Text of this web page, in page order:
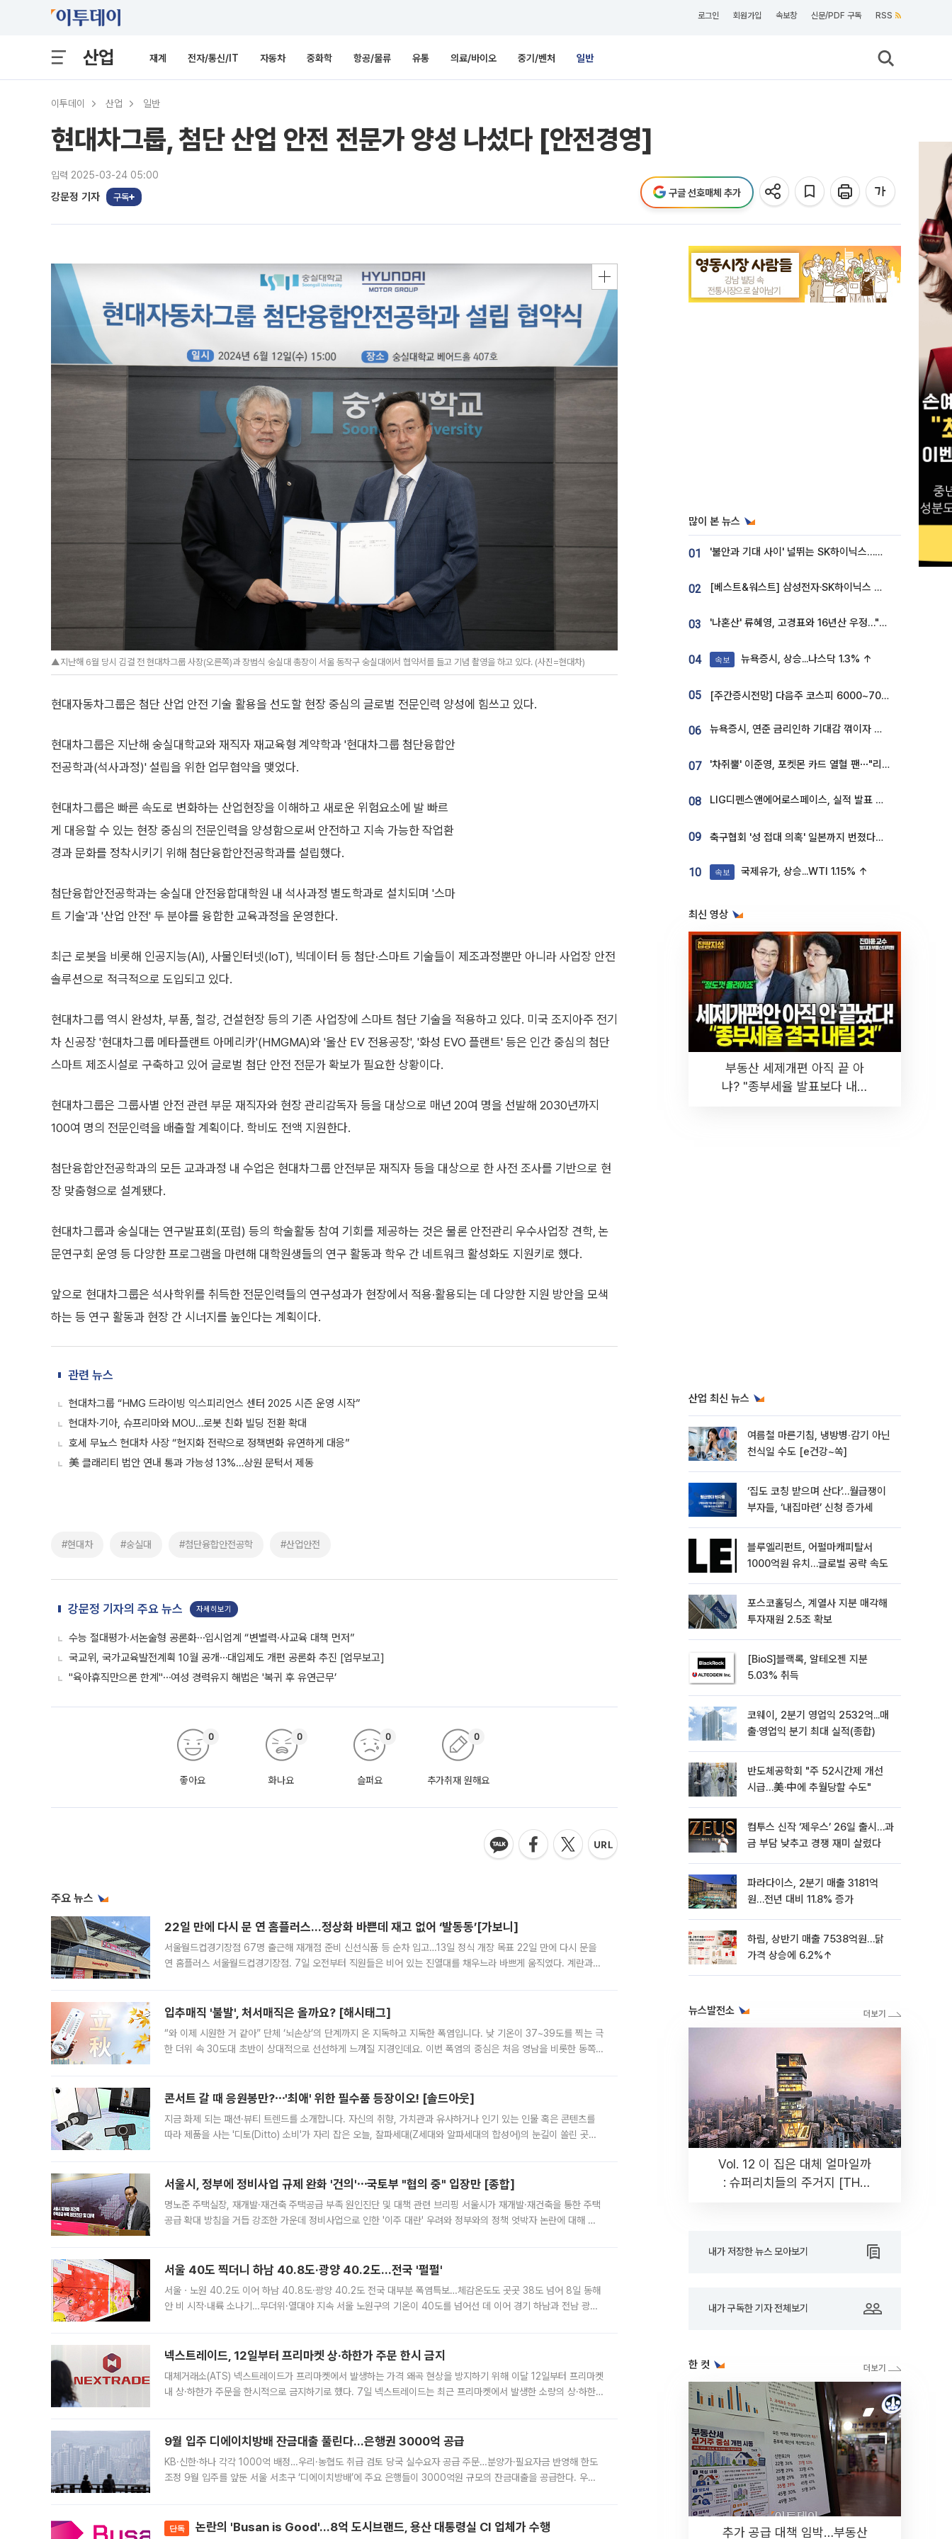
로그인 회원가입 속보창 신문/PDF 구독 RSS
산업 재계 전자/통신/IT 자동차 중화학 항공/물류 유통 의료/바이오 중기/벤처 일반
이투데이 산업 일반
현대차그룹, 첨단 산업 안전 전문가 양성 나섰다 [안전경영]
입력 2025-03-24 05:00
강문정 기자 구독 구글 선호매체 추가
▲지난해 6월 당시 김걸 전 현대차그룹 사장(오른쪽)과 장범식 숭실대 총장이 서울 동작구 숭실대에서 협약서를 들고 기념 촬영을 하고 있다. (사진=현대차)
현대자동차그룹은 첨단 산업 안전 기술 활용을 선도할 현장 중심의 글로벌 전문인력 양성에 힘쓰고 있다.
현대차그룹은 지난해 숭실대학교와 재직자 재교육형 계약학과 '현대차그룹 첨단융합안
전공학과(석사과정)' 설립을 위한 업무협약을 맺었다.
현대차그룹은 빠른 속도로 변화하는 산업현장을 이해하고 새로운 위험요소에 발 빠르
게 대응할 수 있는 현장 중심의 전문인력을 양성함으로써 안전하고 지속 가능한 작업환
경과 문화를 정착시키기 위해 첨단융합안전공학과를 설립했다.
첨단융합안전공학과는 숭실대 안전융합대학원 내 석사과정 별도학과로 설치되며 '스마
트 기술'과 '산업 안전' 두 분야를 융합한 교육과정을 운영한다.
최근 로봇을 비롯해 인공지능(AI), 사물인터넷(IoT), 빅데이터 등 첨단·스마트 기술들이 제조과정뿐만 아니라 사업장 안전
솔루션으로 적극적으로 도입되고 있다.
현대차그룹 역시 완성차, 부품, 철강, 건설현장 등의 기존 사업장에 스마트 첨단 기술을 적용하고 있다. 미국 조지아주 전기
차 신공장 '현대차그룹 메타플랜트 아메리카'(HMGMA)와 '울산 EV 전용공장', '화성 EVO 플랜트' 등은 인간 중심의 첨단
스마트 제조시설로 구축하고 있어 글로벌 첨단 안전 전문가 확보가 필요한 상황이다.
현대차그룹은 그룹사별 안전 관련 부문 재직자와 현장 관리감독자 등을 대상으로 매년 20여 명을 선발해 2030년까지
100여 명의 전문인력을 배출할 계획이다. 학비도 전액 지원한다.
첨단융합안전공학과의 모든 교과과정 내 수업은 현대차그룹 안전부문 재직자 등을 대상으로 한 사전 조사를 기반으로 현
장 맞춤형으로 설계됐다.
현대차그룹과 숭실대는 연구발표회(포럼) 등의 학술활동 참여 기회를 제공하는 것은 물론 안전관리 우수사업장 견학, 논
문연구회 운영 등 다양한 프로그램을 마련해 대학원생들의 연구 활동과 학우 간 네트워크 활성화도 지원키로 했다.
앞으로 현대차그룹은 석사학위를 취득한 전문인력들의 연구성과가 현장에서 적용·활용되는 데 다양한 지원 방안을 모색
하는 등 연구 활동과 현장 간 시너지를 높인다는 계획이다.
관련 뉴스
현대차그룹 “HMG 드라이빙 익스피리언스 센터 2025 시즌 운영 시작”
현대차·기아, 슈프리마와 MOU…로봇 친화 빌딩 전환 확대
호세 무뇨스 현대차 사장 “현지화 전략으로 정책변화 유연하게 대응”
美 클래리티 법안 연내 통과 가능성 13%…상원 문턱서 제동
#현대차 #숭실대 #첨단융합안전공학 #산업안전
강문정 기자의 주요 뉴스 자세히보기
수능 절대평가·서논술형 공론화⋯입시업계 “변별력·사교육 대책 먼저”
국교위, 국가교육발전계획 10월 공개⋯대입제도 개편 공론화 추진 [업무보고]
"육아휴직만으론 한계"⋯여성 경력유지 해법은 '복귀 후 유연근무’
좋아요
0
화나요
0
슬퍼요
0
추가취재 원해요
0
주요 뉴스
22일 만에 다시 문 연 홈플러스…정상화 바쁜데 재고 없어 ‘발동동’[가보니]
서울월드컵경기장점 67명 출근해 재개점 준비 신선식품 등 순차 입고…13일 정식 개장 목표 22일 만에 다시 문을
연 홈플러스 서울월드컵경기장점. 7일 오전부터 직원들은 비어 있는 진열대를 채우느라 바쁘게 움직였다. 계란과
입추매직 '불발', 처서매직은 올까요? [해시태그]
“와 이제 시원한 거 같아” 단체 ‘뇌손상’의 단계까지 온 지독하고 지독한 폭염입니다. 낮 기온이 37~39도를 찍는 극
한 더위 속 30도대 초반이 상대적으로 선선하게 느껴질 지경인데요. 이번 폭염의 중심은 처음 영남을 비롯한 동쪽
콘서트 갈 때 응원봉만?⋯'최애' 위한 필수품 등장이오! [솔드아웃]
지금 화제 되는 패션·뷰티 트렌드를 소개합니다. 자신의 취향, 가치관과 유사하거나 인기 있는 인물 혹은 콘텐츠를
따라 제품을 사는 '디토(Ditto) 소비'가 자리 잡은 오늘, 잘파세대(Z세대와 알파세대의 합성어)의 눈길이 쏠린 곳은
서울시, 정부에 정비사업 규제 완화 '건의'⋯국토부 "협의 중" 입장만 [종합]
명노준 주택실장, 재개발·재건축 주택공급 부족 원인진단 및 대책 관련 브리핑 서울시가 재개발·재건축을 통한 주택
공급 확대 방침을 거듭 강조한 가운데 정비사업으로 인한 '이주 대란' 우려와 정부와의 정책 엇박자 논란에 대해 정
서울 40도 찍더니 하남 40.8도·광양 40.2도…전국 '펄펄'
서울ㆍ노원 40.2도 이어 하남 40.8도·광양 40.2도 전국 대부분 폭염특보…체감온도도 곳곳 38도 넘어 8일 동해
안 비 시작·내륙 소나기…무더위·열대야 지속 서울 노원구의 기온이 40도를 넘어선 데 이어 경기 하남과 전남 광양
넥스트레이드, 12일부터 프리마켓 상·하한가 주문 한시 금지
대체거래소(ATS) 넥스트레이드가 프리마켓에서 발생하는 가격 왜곡 현상을 방지하기 위해 이달 12일부터 프리마켓
내 상·하한가 주문을 한시적으로 금지하기로 했다. 7일 넥스트레이드는 최근 프리마켓에서 발생한 소량의 상·하한
9월 입주 디에이치방배 잔금대출 풀린다…은행권 3000억 공급
KB·신한·하나 각각 1000억 배정…우리·농협도 취급 검토 당국 실수요자 공급 주문…분양가·필요자금 반영해 한도
조정 9월 입주를 앞둔 서울 서초구 ‘디에이치방배’에 주요 은행들이 3000억원 규모의 잔금대출을 공급한다. 우리
단독 논란의 'Busan is Good'…8억 도시브랜드, 용산 대통령실 CI 업체가 수행
많이 본 뉴스
01 '불안과 기대 사이' 널뛰는 SK하이닉스…증권가 "HBM4·LTA 기반 펀터멘털 견고"
02 [베스트&워스트] 삼성전자·SK하이닉스 밀린 한 주…상상인증권은 85% 급등
03 '나혼산' 류혜영, 고경표와 16년산 우정…"자취방서 부모님과 마주쳐"
04 속보 뉴욕증시, 상승...나스닥 1.3% ↑
05 [주간증시전망] 다음주 코스피 6000~7000⋯“外人 수급은 정책이 변수”
06 뉴욕증시, 연준 금리인하 기대감 꺾이자 상승...S&P500 사상 최고치 [종합]
07 '차쥐뿔' 이준영, 포켓몬 카드 열혈 팬⋯"리셀러 처단할 것"
08 LIG디펜스앤에어로스페이스, 실적 발표 후 급락→반등⋯증권가 “28년까지 튼튼”
09 축구협회 '성 접대 의혹' 일본까지 번졌다…日 심판 실명 공개
10 속보 국제유가, 상승...WTI 1.15% ↑
최신 영상
부동산 세제개편 아직 끝 아
냐? "종부세율 발표보다 내릴
산업 최신 뉴스
여름철 마른기침, 냉방병‧감기 아닌
천식일 수도 [e건강~쏙]
‘집도 코칭 받으며 산다’…월급쟁이
부자들, ‘내집마련’ 신청 증가세
블루엘리펀트, 어펄마캐피탈서
1000억원 유치…글로벌 공략 속도
포스코홀딩스, 계열사 지분 매각해
투자재원 2.5조 확보
[BioS]블랙록, 알테오젠 지분
5.03% 취득
코웨이, 2분기 영업익 2532억...매
출·영업익 분기 최대 실적(종합)
반도체공학회 "주 52시간제 개선
시급…美·中에 추월당할 수도"
컴투스 신작 ‘제우스’ 26일 출시…과
금 부담 낮추고 경쟁 재미 살렸다
파라다이스, 2분기 매출 3181억
원…전년 대비 11.8% 증가
하림, 상반기 매출 7538억원…닭
가격 상승에 6.2%↑
뉴스발전소
Vol. 12 이 집은 대체 얼마일까
: 슈퍼리치들의 주거지 [THE
내가 저장한 뉴스 모아보기
내가 구독한 기자 전체보기
한 컷
추가 공급 대책 임박…부동산